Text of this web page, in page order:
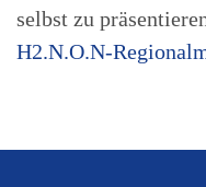
selbst zu
H2.N.O.N-